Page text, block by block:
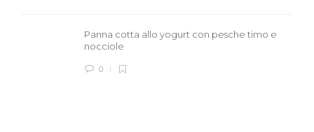
Panna cotta allo yogurt con pesche timo e
nocciole
0